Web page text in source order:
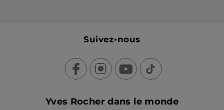
Suivez-nous
Yves Rocher dans le monde